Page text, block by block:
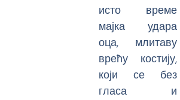
исто време
мајка удара
оца, млитаву
врећу костију,
који се без
гласа и